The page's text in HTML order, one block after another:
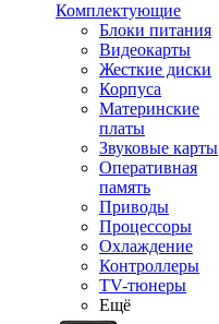
Комплектующие
Блоки питания
Видеокарты
Жесткие диски
Корпуса
Материнские
платы
Звуковые карты
Оперативная
память
Приводы
Процессоры
Охлаждение
Контроллеры
TV-тюнеры
Ещё